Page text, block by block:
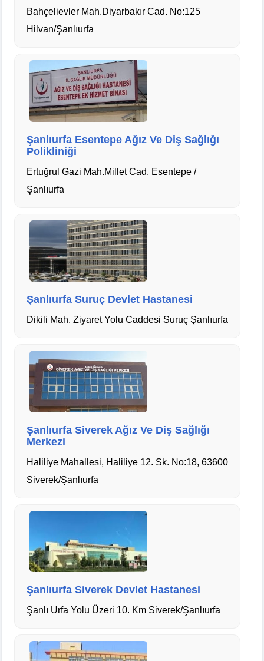
Bahçelievler Mah.Diyarbakır Cad. No:125
Hilvan/Şanlıurfa
Şanlıurfa Esentepe Ağız Ve Diş Sağlığı
Polikliniği
Ertuğrul Gazi Mah.Millet Cad. Esentepe /
Şanlıurfa
Şanlıurfa Suruç Devlet Hastanesi
Dikili Mah. Ziyaret Yolu Caddesi Suruç Şanlıurfa
Şanlıurfa Siverek Ağız Ve Diş Sağlığı
Merkezi
Haliliye Mahallesi, Haliliye 12. Sk. No:18, 63600
Siverek/Şanlıurfa
Şanlıurfa Siverek Devlet Hastanesi
Şanlı Urfa Yolu Üzeri 10. Km Siverek/Şanlıurfa